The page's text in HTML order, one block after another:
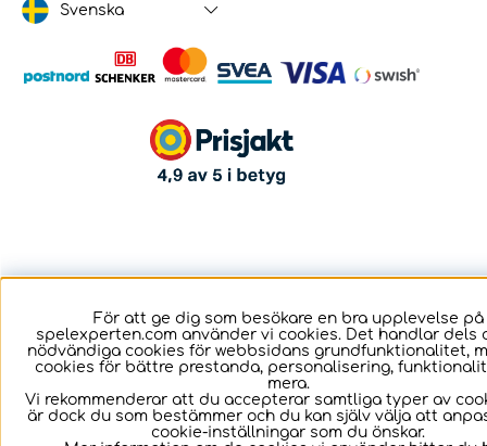
Svenska
För att ge dig som besökare en bra upplevelse på
spelexperten.com använder vi cookies. Det handlar dels
nödvändiga cookies för webbsidans grundfunktionalitet,
cookies för bättre prestanda, personalisering,
mera.
Vi rekommenderar att du accepterar samtliga typer av
är dock du som bestämmer och du kan själv välja att
cookie-inställningar som du önskar.